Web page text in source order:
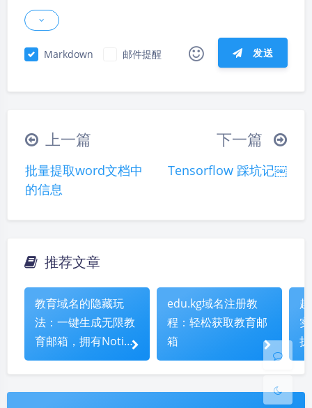
夜间模式
Sans Serif
浅阴影 深阴影
Markdown 邮件提醒 发送
|´・ω・)ノ ヾ(≧∇≦*)ゝ
(☆ω☆)
∠( ᐛ 」∠)＿
୧(๑•̀⌄•́๑)૭
(ノ°ο°)ノ
(´இ皿இ｀)
(╯°A°)╯︵○○○
φ(￣∇￣o)
Σ(っ °Д °;)っ
o(*////▽////*)q
( ๑´•ω•) "(ㆆᴗㆆ)
上一篇
批量提取word文档中
的信息
下一篇
Tensorflow 踩坑记￼
推荐文章
教育域名的隐藏玩
法：一键生成无限教
育邮箱，拥有Notion
等权益
edu.kg域名注册教
程：轻松获取教育邮
箱